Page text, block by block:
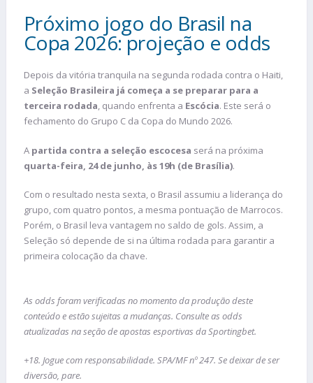
Próximo jogo do Brasil na
Copa 2026: projeção e odds
Depois da vitória tranquila na segunda rodada contra o Haiti,
a Seleção Brasileira já começa a se preparar para a
terceira rodada, quando enfrenta a Escócia. Este será o
fechamento do Grupo C da Copa do Mundo 2026.
A partida contra a seleção escocesa será na próxima
quarta-feira, 24 de junho, às 19h (de Brasília).
Com o resultado nesta sexta, o Brasil assumiu a liderança do
grupo, com quatro pontos, a mesma pontuação de Marrocos.
Porém, o Brasil leva vantagem no saldo de gols. Assim, a
Seleção só depende de si na última rodada para garantir a
primeira colocação da chave.
As odds foram verificadas no momento da produção deste
conteúdo e estão sujeitas a mudanças. Consulte as odds
atualizadas na seção de apostas esportivas da Sportingbet.
+18. Jogue com responsabilidade. SPA/MF nº 247. Se deixar de ser
diversão, pare.